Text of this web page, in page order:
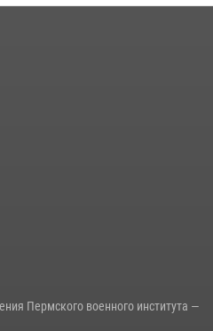
Пермского военного института —